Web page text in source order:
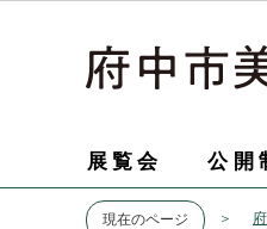
展覧会 公開
現在のページ